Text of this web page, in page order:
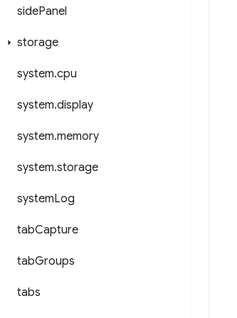
sidePanel
storage
system.cpu
system.display
system.memory
system.storage
systemLog
tabCapture
tabGroups
tabs